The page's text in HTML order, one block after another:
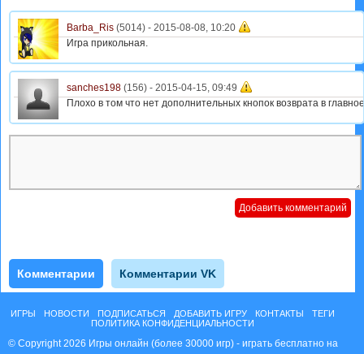
Barba_Ris (5014) - 2015-08-08, 10:20
Игра прикольная.
sanches198 (156) - 2015-04-15, 09:49
Плохо в том что нет дополнительных кнопок возврата в
Комментарии Комментарии VK
ИГРЫ НОВОСТИ ПОДПИСАТЬСЯ ДОБАВИТЬ ИГРУ КОНТАКТЫ
ТЕГИ
ПОЛИТИКА КОНФИДЕНЦИАЛЬНОСТИ
© Copyright 2026 Игры онлайн (более 30000 игр) - играть бесплатно на